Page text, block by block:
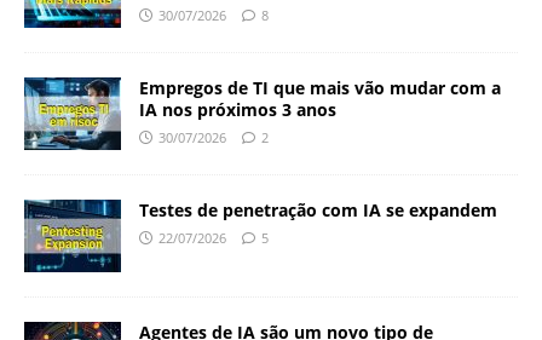
30/07/2026 8
Empregos de TI que mais vão mudar com a
IA nos próximos 3 anos
30/07/2026 2
Testes de penetração com IA se expandem
22/07/2026 5
Agentes de IA são um novo tipo de